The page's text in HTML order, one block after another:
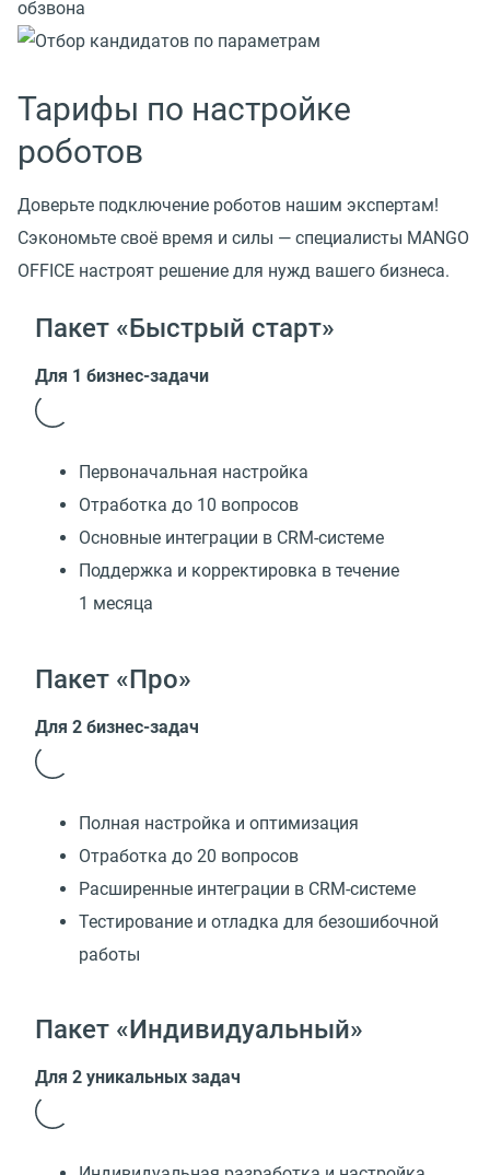
Тарифы по настройке
роботов
Доверьте подключение роботов нашим экспертам!
Сэкономьте своё время и силы — специалисты MANGO
OFFICE настроят решение для нужд вашего бизнеса.
Пакет «Быстрый старт»
Для 1 бизнес-задачи
Первоначальная настройка
Отработка до 10 вопросов
Основные интеграции в CRM-системе
Поддержка и корректировка в течение
1 месяца
Пакет «Про»
Для 2 бизнес-задач
Полная настройка и оптимизация
Отработка до 20 вопросов
Расширенные интеграции в CRM-системе
Тестирование и отладка для безошибочной
работы
Пакет «Индивидуальный»
Для 2 уникальных задач